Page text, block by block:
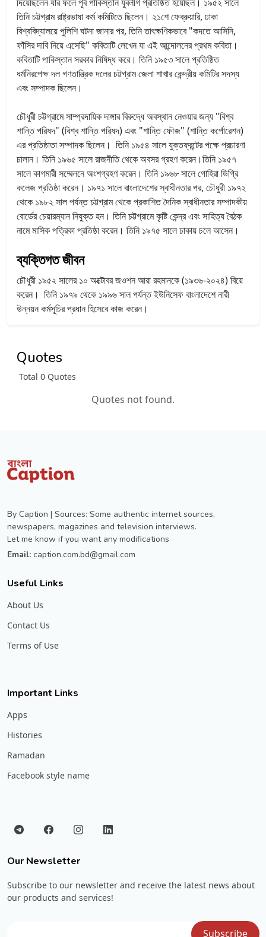
তিনি চট্টগ্রাম রাষ্ট্রভাষা কর্ম কমিটিতে ছিলেন। ২১শে ফেব্রুয়ারি, ঢাকা
বিশ্ববিদ্যালয়ে পুলিশি ঘটনা জানার পর, তিনি তাৎক্ষণিকভাবে "কদতে আসিনি,
ফাঁসির দাবি নিয়ে এসেছি" কবিতাটি লেখেন যা এই আন্দোলনের প্রথম কবিতা।
কবিতাটি পাকিস্তান সরকার নিষিদ্ধ করে। তিনি ১৯৫৩ সালে প্রতিষ্ঠিত
ধর্মনিরপেক্ষ দল গণতান্ত্রিক দলের চট্টগ্রাম জেলা শাখার কেন্দ্রীয় কমিটির সদস্য
এবং সম্পাদক ছিলেন।
চৌধুরী চট্টগ্রামে সাম্প্রদায়িক দাঙ্গার বিরুদ্ধে অবস্থান নেওয়ার জন্য "বিশ্ব
শান্তি পরিষদ" (বিশ্ব শান্তি পরিষদ) এবং "শান্তি ফৌজ" (শান্তি কর্পোরেশন)
এর প্রতিষ্ঠাতা সম্পাদক ছিলেন। তিনি ১৯৫৪ সালে যুক্তফ্রন্টের পক্ষে প্রচারণা
চালান। তিনি ১৯৬৫ সালে রাজনীতি থেকে অবসর গ্রহণ করেন।তিনি ১৯৫৭
সালে কাগমারী সম্মেলনে অংশগ্রহণ করেন। তিনি ১৯৬৮ সালে গোহিরা ডিগ্রি
কলেজ প্রতিষ্ঠা করেন। ১৯৭১ সালে বাংলাদেশের স্বাধীনতার পর, চৌধুরী ১৯৭২
থেকে ১৯৮২ সাল পর্যন্ত চট্টগ্রাম থেকে প্রকাশিত দৈনিক স্বাধীনতার সম্পাদকীয়
বোর্ডের চেয়ারম্যান নিযুক্ত হন। তিনি চট্টগ্রামে কৃষ্টি কেন্দ্র এবং সাহিত্য বৈঠক
নামে মাসিক পত্রিকা প্রতিষ্ঠা করেন। তিনি ১৯৭৫ সালে ঢাকায় চলে আসেন।
ব্যক্তিগত জীবন
চৌধুরী ১৯৫২ সালের ১০ অক্টোবর জওশন আরা রহমানকে (১৯৩৬-২০২৪) বিয়ে
করেন। তিনি ১৯৭৯ থেকে ১৯৯৬ সাল পর্যন্ত ইউনিসেফ বাংলাদেশে নারী
উন্নয়ন কর্মসূচির প্রধান হিসেবে কাজ করেন।
Quotes
Total 0 Quotes
Quotes not found.
By Caption | Sources: Some authentic internet sources,
newspapers, magazines and television interviews.
Let me know if you want any modifications
Email: caption.com.bd@gmail.com
Useful Links
About Us
Contact Us
Terms of Use
Important Links
Apps
Histories
Ramadan
Facebook style name
Our Newsletter
Subscribe to our newsletter and receive the latest news about
our products and services!